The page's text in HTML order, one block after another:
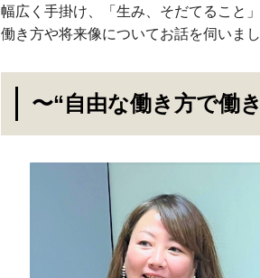
幅広く手掛け、「生み、そだてること
働き方や将来像についてお話を伺いまし
〜“自由な働き方で働